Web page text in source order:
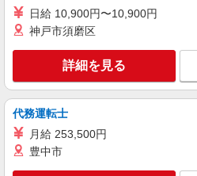
日給 10,900円〜10,900円
神戸市須磨区
詳細を見る
代務運転士
月給 253,500円
豊中市